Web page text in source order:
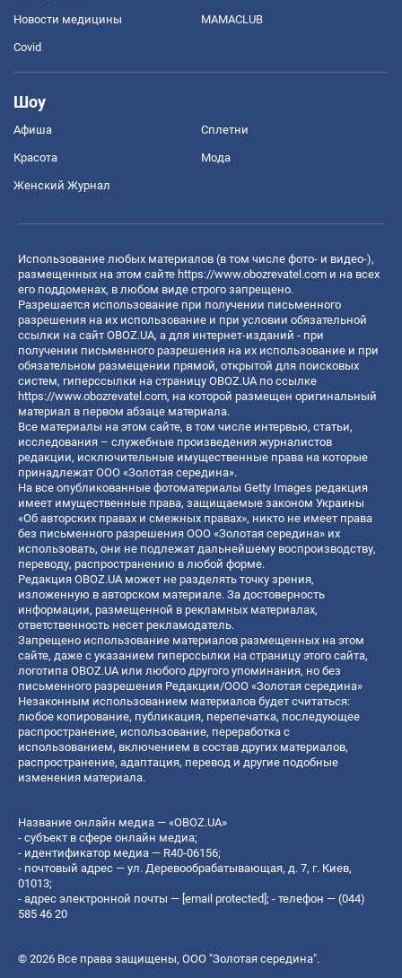
Новости медицины MAMACLUB
Covid
Шоу
Афиша Сплетни
Красота Мода
Женский Журнал
Использование любых материалов (в том числе фото- и видео-),
размещенных на этом сайте https://www.obozrevatel.com и на всех
его поддоменах, в любом виде строго запрещено.
Разрешается использование при получении письменного
разрешения на их использование и при условии обязательной
ссылки на сайт OBOZ.UA, а для интернет-изданий - при
получении письменного разрешения на их использование и при
обязательном размещении прямой, открытой для поисковых
систем, гиперссылки на страницу OBOZ.UA по ссылке
https://www.obozrevatel.com, на которой размещен оригинальный
материал в первом абзаце материала.
Все материалы на этом сайте, в том числе интервью, статьи,
исследования – служебные произведения журналистов
редакции, исключительные имущественные права на которые
принадлежат ООО «Золотая середина».
На все опубликованные фотоматериалы Getty Images редакция
имеет имущественные права, защищаемые законом Украины
«Об авторских правах и смежных правах», никто не имеет права
без письменного разрешения ООО «Золотая середина» их
использовать, они не подлежат дальнейшему воспроизводству,
переводу, распространению в любой форме.
Редакция OBOZ.UA может не разделять точку зрения,
изложенную в авторском материале. За достоверность
информации, размещенной в рекламных материалах,
ответственность несет рекламодатель.
Запрещено использование материалов размещенных на этом
сайте, даже с указанием гиперссылки на страницу этого сайта,
логотипа OBOZ.UA или любого другого упоминания, но без
письменного разрешения Редакции/ООО «Золотая середина»
Незаконным использованием материалов будет считаться:
любое копирование, публикация, перепечатка, последующее
распространение, использование, переработка с
использованием, включением в состав других материалов,
распространение, адаптация, перевод и другие подобные
изменения материала.
Название онлайн медиа — «OBOZ.UA»
- субъект в сфере онлайн медиа;
- идентификатор медиа — R40-06156;
- почтовый адрес — ул. Деревообрабатывающая, д. 7, г. Киев,
01013;
- адрес электронной почты — [email protected] ; - телефон — (044)
585 46 20
© 2026 Все права защищены, ООО "Золотая середина".